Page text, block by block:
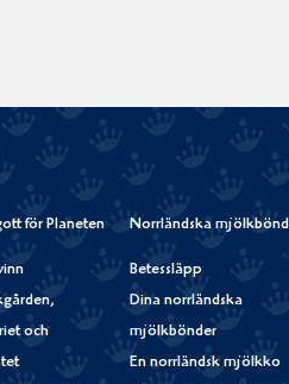
för Planeten
och
Norrländska
Betessläpp
Dina norrländska
mjölkbönder
En norrländsk mjölkko